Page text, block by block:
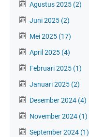
Agustus 2025 (2)
Juni 2025 (2)
Mei 2025 (17)
April 2025 (4)
Februari 2025 (1)
Januari 2025 (2)
Desember 2024 (4)
November 2024 (1)
September 2024 (1)